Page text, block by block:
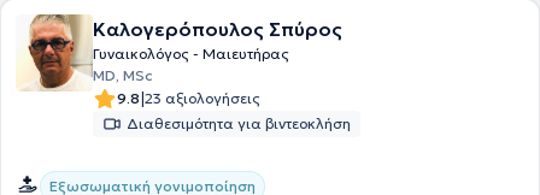
Καλογερόπουλος Σπύρος
Γυναικολόγος - Μαιευτήρας
MD, MSc
9.8|23 αξιολογήσεις
Διαθεσιμότητα για βιντεοκλήση
Εξωσωματική γονιμοποίηση